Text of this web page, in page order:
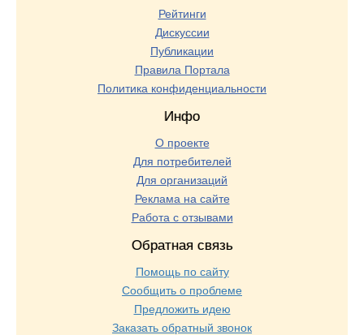
Рейтинги
Дискуссии
Публикации
Правила Портала
Политика конфиденциальности
Инфо
О проекте
Для потребителей
Для организаций
Реклама на сайте
Работа с отзывами
Обратная связь
Помощь по сайту
Сообщить о проблеме
Предложить идею
Заказать обратный звонок